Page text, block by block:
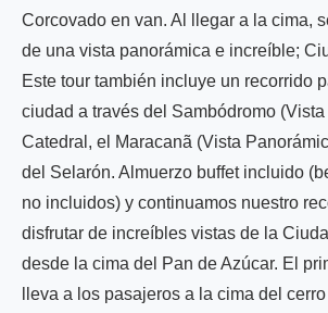
Corcovado en van. Al llegar a la cima,
de una vista panorámica e increíble;
Este tour también incluye un recorrido
ciudad a través del Sambódromo
Catedral, el Maracanã (Vista
del Selarón. Almuerzo buffet incluido
no incluidos) y continuamos nuestro
disfrutar de increíbles vistas de la
desde la cima del Pan de Azúcar. El
lleva a los pasajeros a la cima del